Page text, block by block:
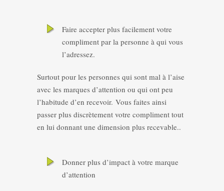
Faire accepter plus facilement votre
compliment par la personne à qui vous
l’adressez.
Surtout pour les personnes qui sont mal à l’aise
avec les marques d’attention ou qui ont peu
l’habitude d’en recevoir. Vous faites ainsi
passer plus discrètement votre compliment tout
en lui donnant une dimension plus recevable..
Donner plus d’impact à votre marque
d’attention